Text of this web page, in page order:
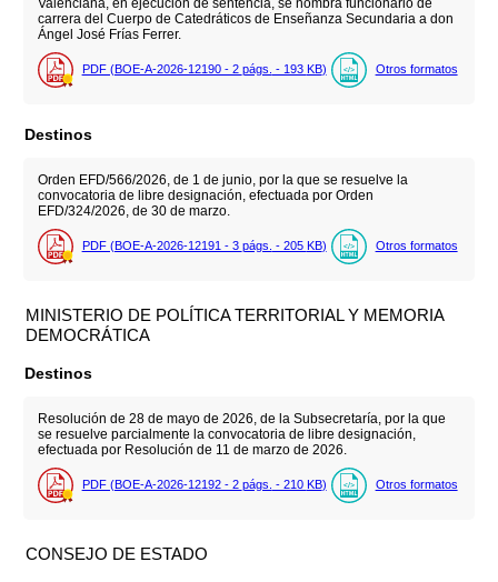
carrera del Cuerpo de Catedráticos de Enseñanza Secundaria a don
Ángel José Frías Ferrer.
PDF (BOE-A-2026-12190 - 2 págs. - 193 KB) Otros formatos
Destinos
Orden EFD/566/2026, de 1 de junio, por la que se resuelve la
convocatoria de libre designación, efectuada por Orden
EFD/324/2026, de 30 de marzo.
PDF (BOE-A-2026-12191 - 3 págs. - 205 KB) Otros formatos
MINISTERIO DE POLÍTICA TERRITORIAL Y MEMORIA
DEMOCRÁTICA
Destinos
Resolución de 28 de mayo de 2026, de la Subsecretaría, por la que
se resuelve parcialmente la convocatoria de libre designación,
efectuada por Resolución de 11 de marzo de 2026.
PDF (BOE-A-2026-12192 - 2 págs. - 210 KB) Otros formatos
CONSEJO DE ESTADO